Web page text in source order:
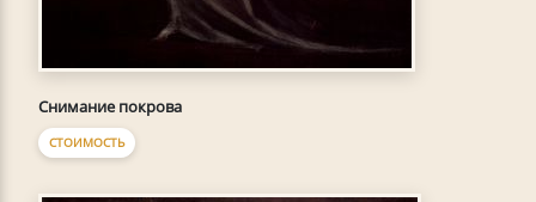
Снимание покрова
СТОИМОСТЬ